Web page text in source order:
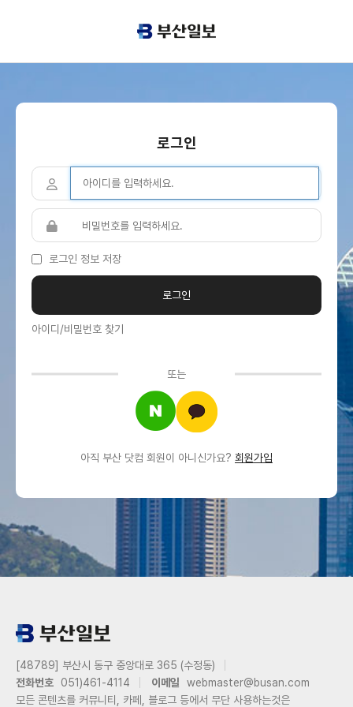
로그인
로그인 정보 저장
아이디/비밀번호 찾기
또는
아직 부산 닷컴 회원이 아니신가요? 회원가입
[48789] 부산시 동구 중앙대로 365 (수정동)
전화번호
051)461-4114 이메일
webmaster@busan.com
모든 콘텐츠를 커뮤니티, 카페, 블로그 등에서 무단 사용하는것은